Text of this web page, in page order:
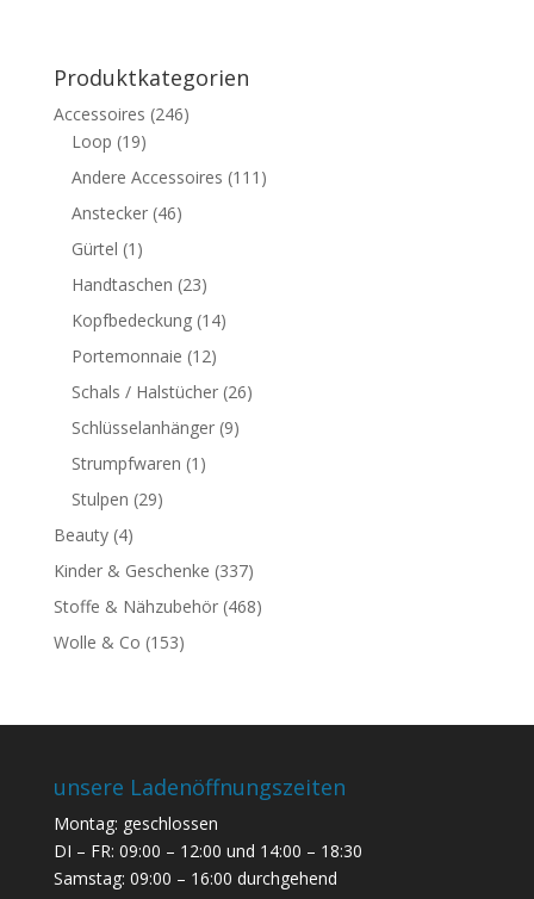
Produktkategorien
Accessoires (246)
Loop (19)
Andere Accessoires (111)
Anstecker (46)
Gürtel (1)
Handtaschen (23)
Kopfbedeckung (14)
Portemonnaie (12)
Schals / Halstücher (26)
Schlüsselanhänger (9)
Strumpfwaren (1)
Stulpen (29)
Beauty (4)
Kinder & Geschenke (337)
Stoffe & Nähzubehör (468)
Wolle & Co (153)
unsere Ladenöffnungszeiten
Montag: geschlossen
DI – FR: 09:00 – 12:00 und 14:00 – 18:30
Samstag: 09:00 – 16:00 durchgehend